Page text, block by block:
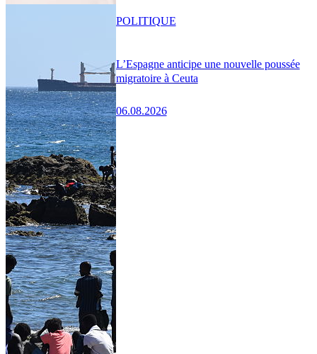
L’Espagne anticipe une nouvelle poussée
migratoire à Ceuta
06.08.2026
POLITIQUE